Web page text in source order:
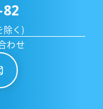
く)
わせ